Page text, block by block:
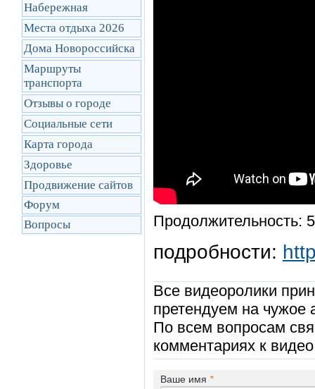
Набережная
Места отдыха 2026
Дома Новороссийска
Маршруты
транcпорта
Отзывы о городе
Социальные сети
Карта города
Здоровье
Продвижение сайтов
Форум
Вопросы
Продолжительность:
подробности:
Все видеоролики
претендуем на чужое
По всем вопросам
комментариях к
Ваше имя *